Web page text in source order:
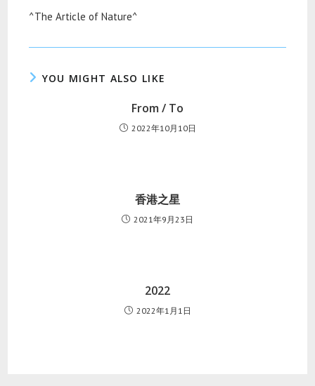
^The Article of Nature^
YOU MIGHT ALSO LIKE
From / To
2022年10月10日
香港之星
2021年9月23日
2022
2022年1月1日